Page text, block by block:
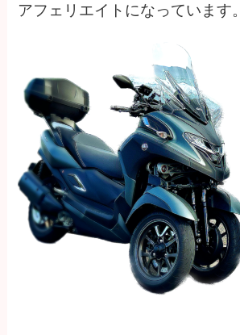
アフェリエイトになっています。